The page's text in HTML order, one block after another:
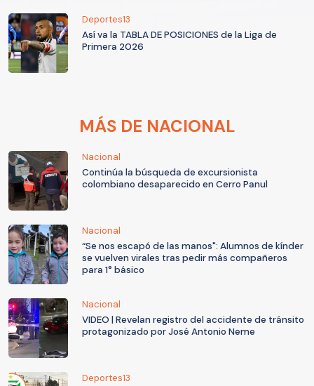
Deportes13
Así va la TABLA DE POSICIONES de la Liga de
Primera 2026
MÁS DE NACIONAL
Nacional
Continúa la búsqueda de excursionista
colombiano desaparecido en Cerro Panul
Nacional
“Se nos escapó de las manos": Alumnos de kínder
se vuelven virales tras pedir más compañeros
para 1° básico
Nacional
VIDEO | Revelan registro del accidente de tránsito
protagonizado por José Antonio Neme
Deportes13